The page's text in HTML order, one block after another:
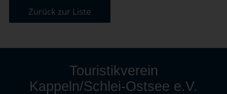
Zurück zur Liste
Touristikverein
Kappeln/Schlei-Ostsee e.V.